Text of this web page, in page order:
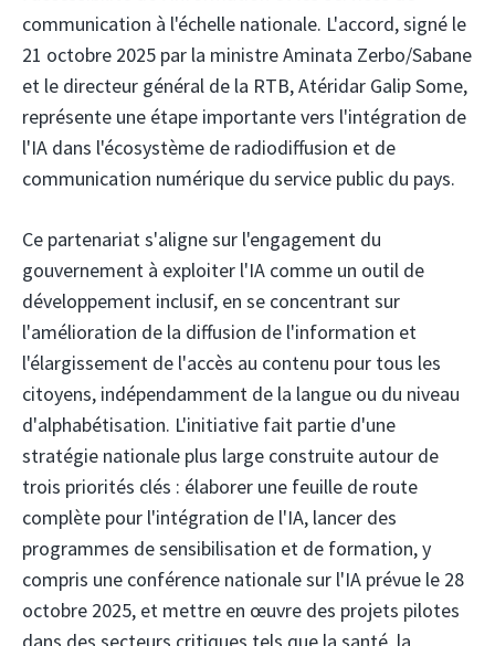
communication à l'échelle nationale. L'accord, signé le
21 octobre 2025 par la ministre Aminata Zerbo/Sabane
et le directeur général de la RTB, Atéridar Galip Some,
représente une étape importante vers l'intégration de
l'IA dans l'écosystème de radiodiffusion et de
communication numérique du service public du pays.
Ce partenariat s'aligne sur l'engagement du
gouvernement à exploiter l'IA comme un outil de
développement inclusif, en se concentrant sur
l'amélioration de la diffusion de l'information et
l'élargissement de l'accès au contenu pour tous les
citoyens, indépendamment de la langue ou du niveau
d'alphabétisation. L'initiative fait partie d'une
stratégie nationale plus large construite autour de
trois priorités clés : élaborer une feuille de route
complète pour l'intégration de l'IA, lancer des
programmes de sensibilisation et de formation, y
compris une conférence nationale sur l'IA prévue le 28
octobre 2025, et mettre en œuvre des projets pilotes